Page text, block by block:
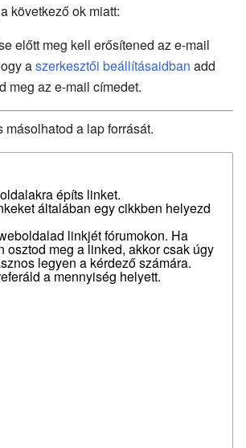
következő ok miatt:
előtt meg kell erősítened az e-mail
aszerkesztői beállításaidban add
meg az e-mail címedet.
másolhatod a lap forrását.